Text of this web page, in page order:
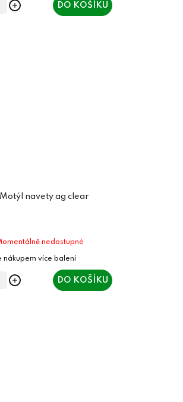
DO KOŠÍKU
navety ag clear
nedostupné
DO KOŠÍKU